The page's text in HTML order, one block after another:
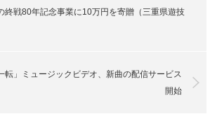
終戦80年記念事業に10万円を寄贈（三重県遊技
転」ミュージックビデオ、新曲の配信サービス
開始